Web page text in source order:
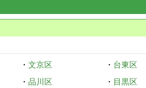
・ 文京区 ・ 台東区
・ 品川区 ・ 目黒区